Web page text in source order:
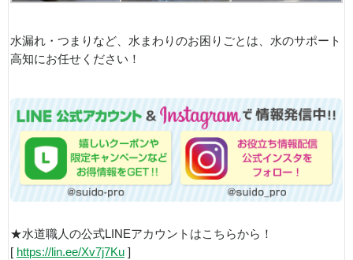
水漏れ・つまりなど、水まわりのお困りごとは、水のサポート
高知にお任せください！
★水道職人の公式LINEアカウントはこちらから！
[ https://lin.ee/Xv7j7Ku ]